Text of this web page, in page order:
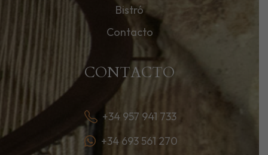
Bistró
Contacto
CONTACTO
+34 957 941 733
+34 693 561 270